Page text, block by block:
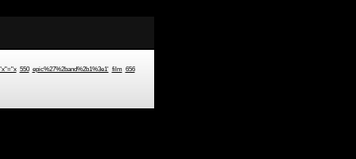
550 epic%27%2band%2b1%3e1' film 656